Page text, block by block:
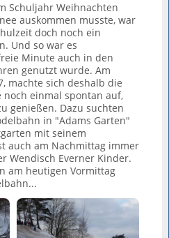
Schuljahr Weihnachten
auskommen musste, war
doch noch ein
Und so war es
Minute auch in den
genutzt wurde. Am
machte sich deshalb die
noch einmal spontan auf,
genießen. Dazu suchten
in "Adams Garten"
mit seinem
auch am Nachmittag immer
Wendisch Everner Kinder.
am heutigen Vormittag